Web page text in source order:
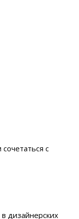
с
дизайнерских